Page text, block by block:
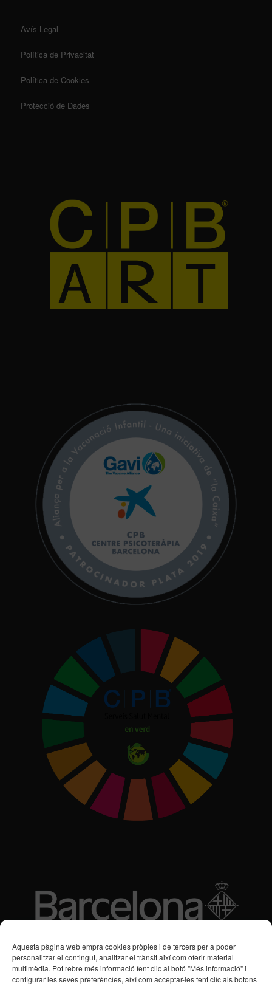
Aquesta pàgina web empra cookies pròpies i de tercers per a poder
personalitzar el contingut, analitzar el trànsit així com oferir material
multimèdia. Pot rebre més informació fent clic al botó "Més informació" i
configurar les seves preferències, així com acceptar-les fent clic als botons
Avís Legal
Política de Privacitat
Política de Cookies
Protecció de Dades
Subvencions des de 2016
Programa de Vacances/Suport Respir Familiar